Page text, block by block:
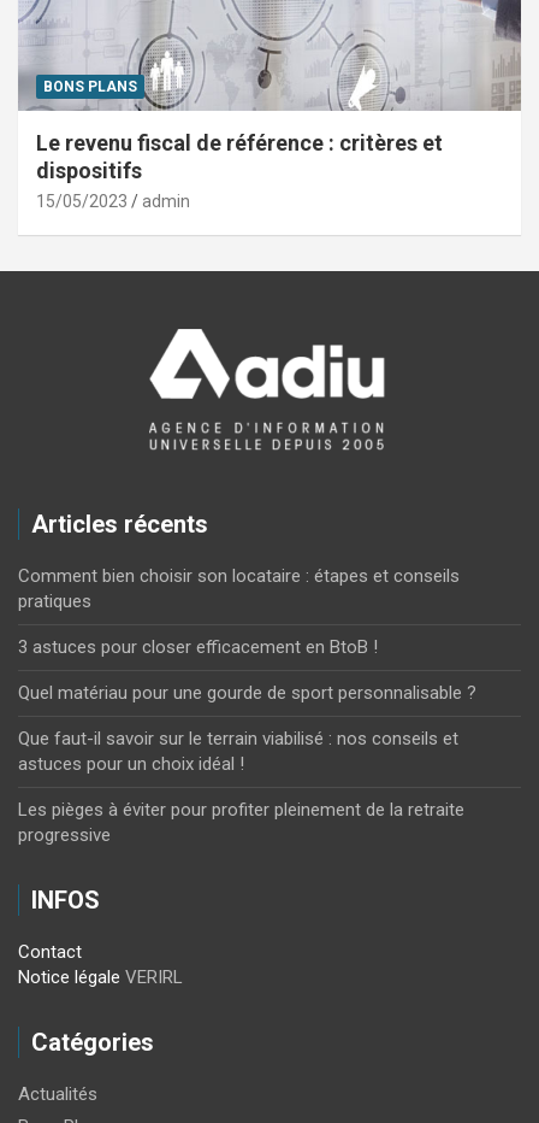
BONS PLANS
Le revenu fiscal de référence : critères et
dispositifs
15/05/2023 admin
Articles récents
Comment bien choisir son locataire : étapes et conseils
pratiques
3 astuces pour closer efficacement en BtoB !
Quel matériau pour une gourde de sport personnalisable ?
Que faut-il savoir sur le terrain viabilisé : nos conseils et
astuces pour un choix idéal !
Les pièges à éviter pour profiter pleinement de la retraite
progressive
INFOS
Contact
Notice légale VERIRL
Catégories
Actualités